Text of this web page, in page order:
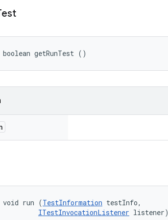
getRunTest ()
void run (TestInformation testInfo,
ITestInvocationListener listener)